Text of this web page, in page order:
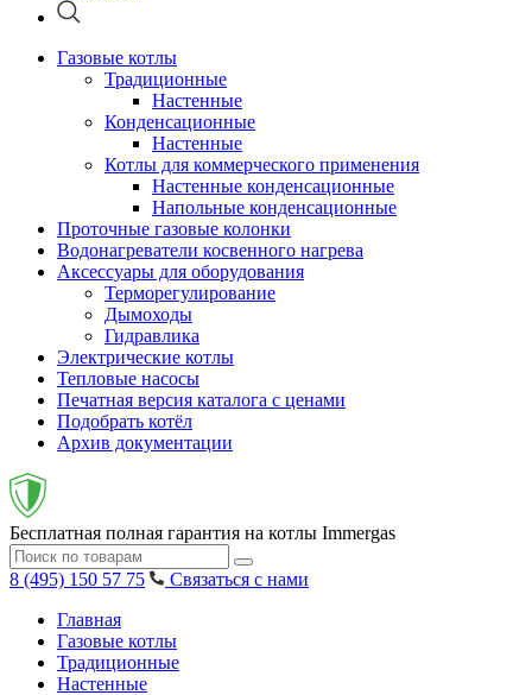
Газовые котлы
Традиционные
Настенные
Конденсационные
Настенные
Котлы для коммерческого применения
Настенные конденсационные
Напольные конденсационные
Проточные газовые колонки
Водонагреватели косвенного нагрева
Аксессуары для оборудования
Терморегулирование
Дымоходы
Гидравлика
Электрические котлы
Тепловые насосы
Печатная версия каталога с ценами
Подобрать котёл
Архив документации
Бесплатная полная гарантия на котлы Immergas
8 (495) 150 57 75
Связаться с нами
Главная
Газовые котлы
Традиционные
Настенные